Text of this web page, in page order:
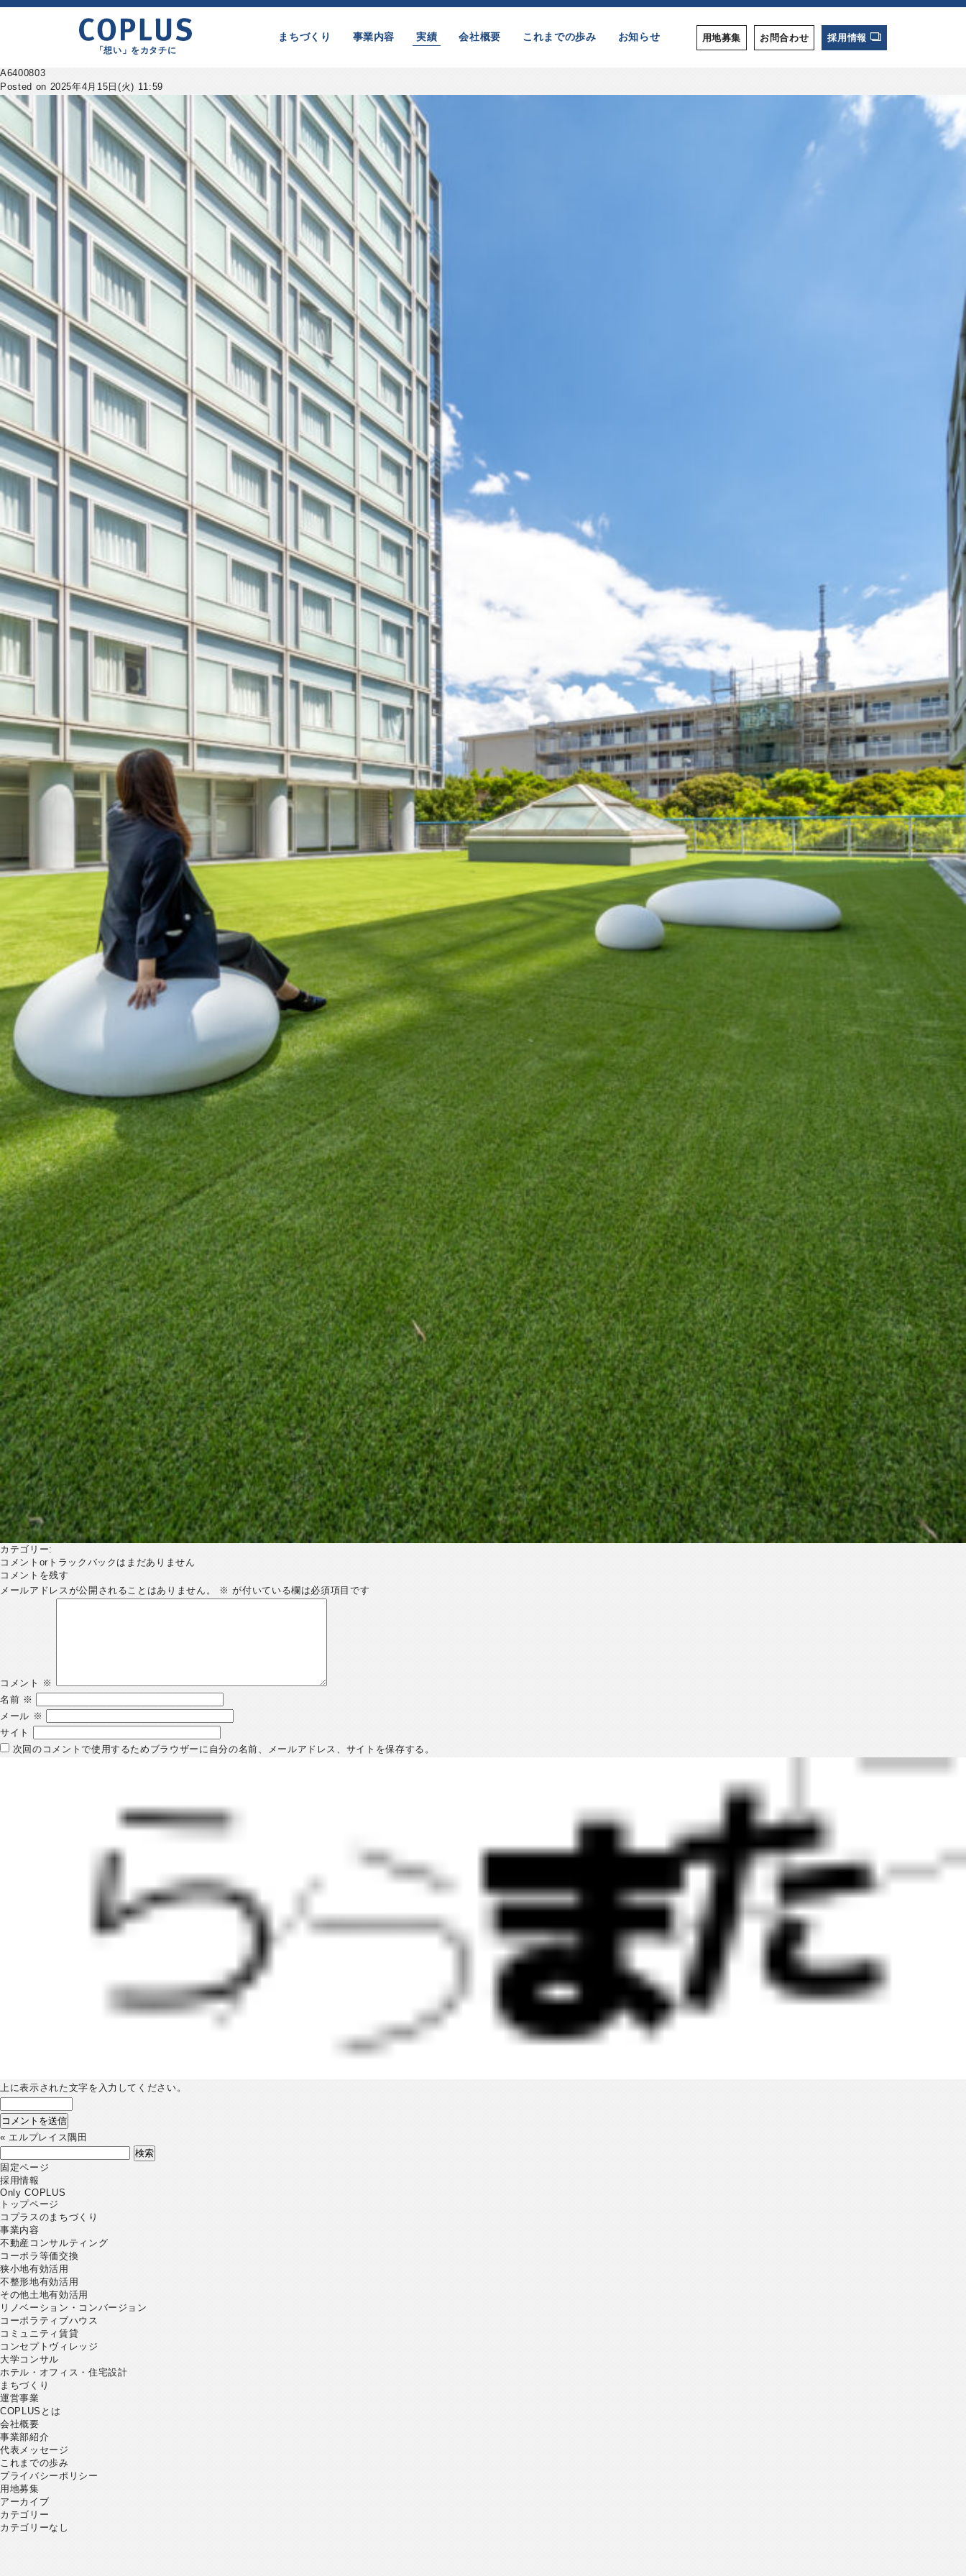
「想い」をカタチに
まちづくり 事業内容 実績 会社概要 これまでの歩み お知らせ 用地募集 お問合わせ 採用情報
A6400803
Posted on 2025年4月15日(火) 11:59
カテゴリー:
コメントorトラックバックはまだありません
コメントを残す
メールアドレスが公開されることはありません。
※ が付いている欄は必須項目です
コメント
※
名前 ※
メール ※
サイト
次回のコメントで使用するためブラウザーに自分の名前、メールアドレス、サイトを保存する。
上に表示された文字を入力してください。
« エルプレイス隅田
索:
固定ページ
採用情報
Only COPLUS
トップページ
コプラスのまちづくり
事業内容
不動産コンサルティング
コーポラ等価交換
狭小地有効活用
不整形地有効活用
その他土地有効活用
リノベーション・コンバージョン
コーポラティブハウス
コミュニティ賃貸
コンセプトヴィレッジ
大学コンサル
ホテル・オフィス・住宅設計
まちづくり
運営事業
COPLUSとは
会社概要
事業部紹介
代表メッセージ
これまでの歩み
プライバシーポリシー
用地募集
アーカイブ
カテゴリー
カテゴリーなし